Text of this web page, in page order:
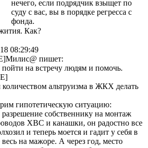
нечего, если подрядчик взыщет по
суду с вас, вы в порядке регресса с
фонда.
Как?
08:29:49
Милис@ пишет:
пойти на встречу людям и помочь.
альтруизма в ЖКХ делать
гипотетическую ситуацию:
собственнику на монтаж
ХВС и канашки, он радостно все
и теперь моется и гадит у себя в
весь на мажоре. А через год, место